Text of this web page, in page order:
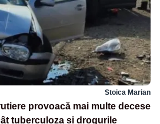
Stoica Marian
provoacă mai multe decese
tuberculoza și drogurile